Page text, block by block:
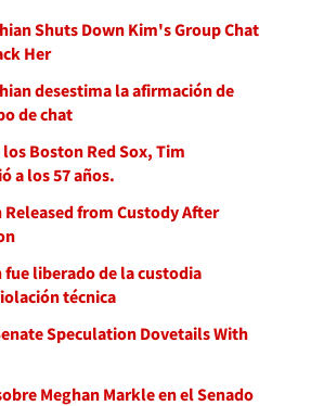
Shuts Down Kim's Group Chat
Her
desestima la afirmación de
de chat
Boston Red Sox, Tim
a los 57 años.
Released from Custody After
fue liberado de la custodia
técnica
Speculation Dovetails With
Meghan Markle en el Senado